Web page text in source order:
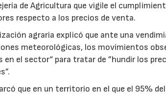
de Agricultura que vigile el
respecto a los precios de venta.
agraria explicó que ante una
meteorológicas, los movimientos
el sector“ para tratar de ”hundir los
que en un territorio en el que el 95%